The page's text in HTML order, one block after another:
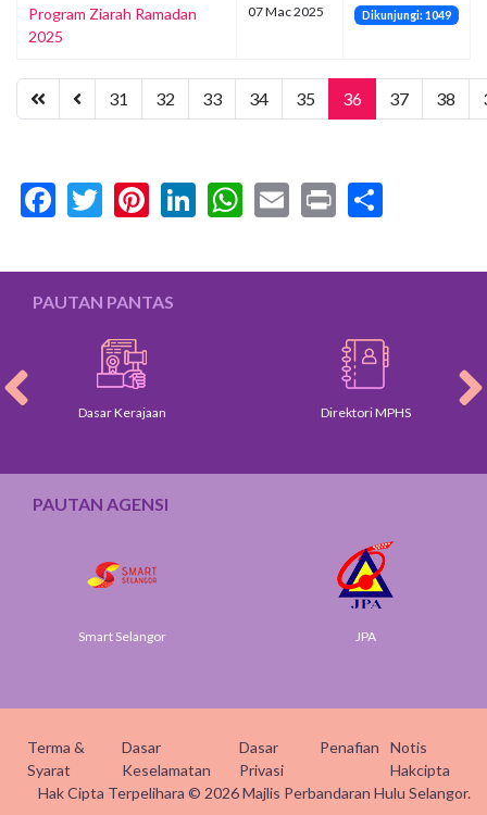
Program Ziarah Ramadan
2025
07 Mac 2025 Dikunjungi: 1049
31 32 33 34 35 36 37 38
Facebook
Twitter
Pinterest
LinkedIn
WhatsApp
Email
Print
PAUTAN PANTAS
Dasar Kerajaan Direktori MPHS
PAUTAN AGENSI
Smart Selangor JPA
Terma &
Syarat
Dasar
Keselamatan
Dasar
Privasi
Penafian
Notis
Hakcipta
Hak Cipta Terpelihara © 2026 Majlis Perbandaran Hulu Selangor.